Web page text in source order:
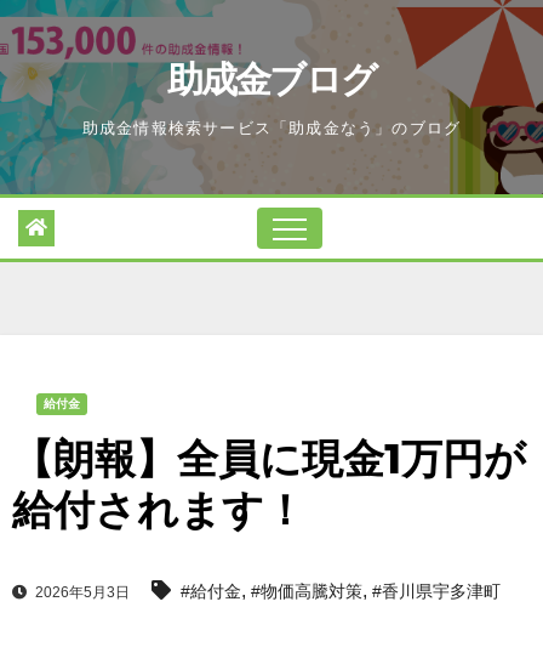
Skip
to
content
助成金ブログ
助成金情報検索サービス「助成金なう」のブログ
給付金
【朗報】全員に現金1万円が
給付されます！
2026年5月3日 #給付金, #物価高騰対策, #香川県宇多津町